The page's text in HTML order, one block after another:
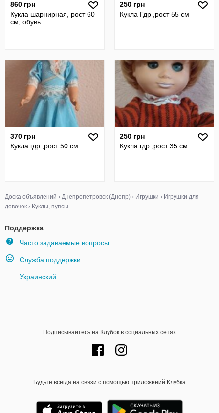
860 грн
Кукла шарнирная, рост 60
см, обувь
250 грн
Кукла Гдр ,рост 55 см
370 грн
Кукла гдр ,рост 50 см
250 грн
Кукла гдр ,рост 35 см
Доска объявлений › Днепропетровск (Днепр) › Игрушки › Игрушки для
девочек › Куклы, пупсы
Поддержка
Часто задаваемые вопросы
Служба поддержки
Украинский
Подписывайтесь на Клубок в социальных сетях
Будьте всегда на связи с помощью приложений Клубка